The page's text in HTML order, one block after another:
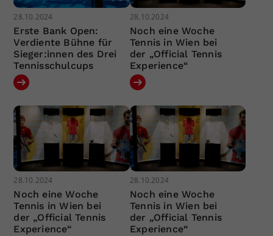
28.10.2024
Erste Bank Open:
Verdiente Bühne für
Sieger:innen des Drei
Tennisschulcups
28.10.2024
Noch eine Woche
Tennis in Wien bei
der „Official Tennis
Experience“
28.10.2024
Noch eine Woche
Tennis in Wien bei
der „Official Tennis
Experience“
28.10.2024
Noch eine Woche
Tennis in Wien bei
der „Official Tennis
Experience“